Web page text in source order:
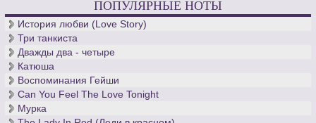
ПОПУЛЯРНЫЕ НОТЫ
История любви (Love Story)
Три танкиста
Дважды два - четыре
Катюша
Воспоминания Гейши
Can You Feel The Love Tonight
Мурка